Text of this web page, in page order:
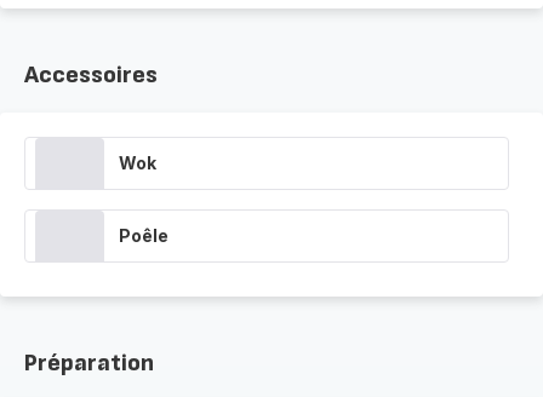
Accessoires
Wok
Poêle
Préparation